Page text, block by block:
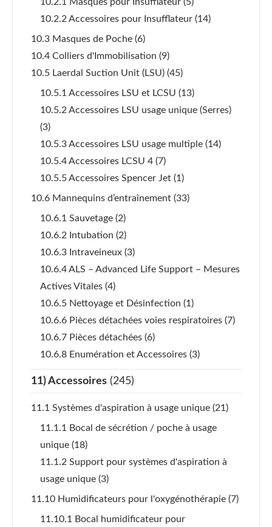
10.2.2 Accessoires pour Insufflateur (14)
10.3 Masques de Poche (6)
10.4 Colliers d'Immobilisation (9)
10.5 Laerdal Suction Unit (LSU) (45)
10.5.1 Accessoires LSU et LCSU (13)
10.5.2 Accessoires LSU usage unique (Serres)
(3)
10.5.3 Accessoires LSU usage multiple (14)
10.5.4 Accessoires LCSU 4 (7)
10.5.5 Accessoires Spencer Jet (1)
10.6 Mannequins d’entraînement (33)
10.6.1 Sauvetage (2)
10.6.2 Intubation (2)
10.6.3 Intraveineux (3)
10.6.4 ALS – Advanced Life Support – Mesures
Actives Vitales (4)
10.6.5 Nettoyage et Désinfection (1)
10.6.6 Pièces détachées voies respiratoires (7)
10.6.7 Pièces détachées (6)
10.6.8 Enumération et Accessoires (3)
11) Accessoires (245)
11.1 Systèmes d'aspiration à usage unique (21)
11.1.1 Bocal de sécrétion / poche à usage
unique (18)
11.1.2 Support pour systèmes d'aspiration à
usage unique (3)
11.10 Humidificateurs pour l'oxygénothérapie (7)
11.10.1 Bocal humidificateur pour